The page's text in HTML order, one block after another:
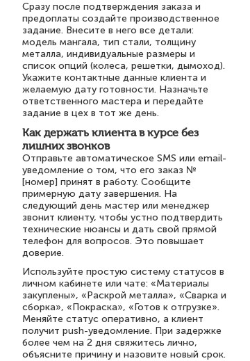
Сразу после подтверждения заказа и
предоплаты создайте производственное
задание. Внесите в него все детали:
модель мангала, тип стали, толщину
металла, индивидуальные размеры и
список опций (колеса, решетки, дымоход).
Укажите контактные данные клиента и
желаемую дату готовности. Назначьте
ответственного мастера и передайте
задание в цех в тот же день.
Как держать клиента в курсе без
лишних звонков
Отправьте автоматическое SMS или email-
уведомление о том, что его заказ №
[номер] принят в работу. Сообщите
примерную дату завершения. На
следующий день мастер или менеджер
звонит клиенту, чтобы устно подтвердить
технические нюансы и дать свой прямой
телефон для вопросов. Это повышает
доверие.
Используйте простую систему статусов в
личном кабинете или чате: «Материалы
закуплены», «Раскрой металла», «Сварка и
сборка», «Покраска», «Готов к отгрузке».
Меняйте статус оперативно, а клиент
получит push-уведомление. При задержке
более чем на 2 дня свяжитесь лично,
объясните причину и назовите новый срок.